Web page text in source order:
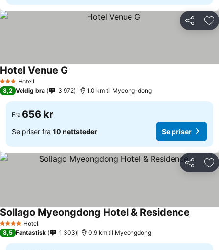
Del
3 StjernerHotell
Hotel Venue G
8,2 Veldig bra 3 972 1.0 km til Myeong-dong
Fra 656 kr
Se priser fra 10 nettsteder Se priser
Del
4 StjernerHotell
Sollago Myeongdong Hotel & Residence
8,5 Fantastisk 1 303 0.9 km til Myeongdong